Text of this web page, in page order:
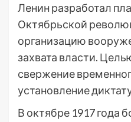
Ленин разработал
Октябрьской
организацию
захвата власти.
свержение
установление
В октябре 1917 года